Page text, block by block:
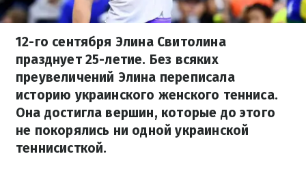
12-го сентября Элина Свитолина
празднует 25-летие. Без всяких
преувеличений Элина переписала
историю украинского женского тенниса.
Она достигла вершин, которые до этого
не покорялись ни одной украинской
теннисисткой.